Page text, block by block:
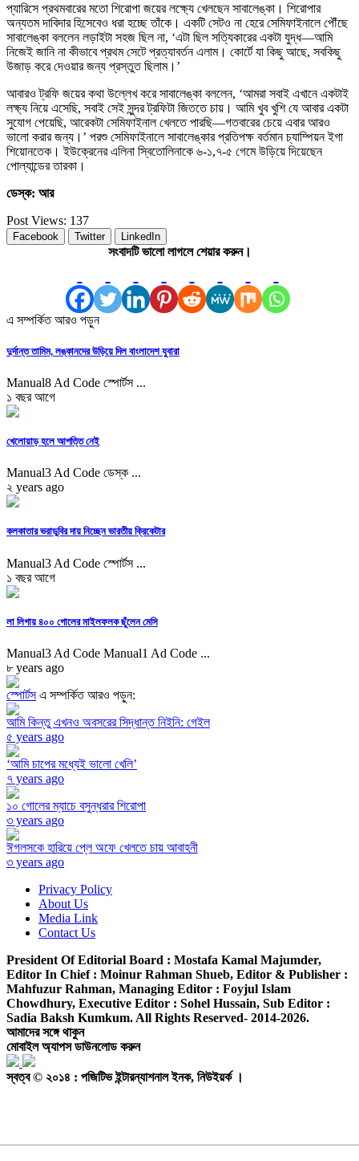
প্যারিসে প্রথমবারের মতো শিরোপা জয়ের লক্ষ্যে খেলছেন সাবালেঙ্কা। শিরোপার
অন্যতম দাবিদার হিসেবেও ধরা হচ্ছে তাঁকে। একটি সেটও না হেরে সেমিফাইনালে পৌঁছে
সাবালেঙ্কা বললেন লড়াইটা সহজ ছিল না, ‘এটা ছিল সত্যিকারের একটা যুদ্ধ—আমি
নিজেই জানি না কীভাবে প্রথম সেটে প্রত্যাবর্তন এলাম। কোর্টে যা কিছু আছে, সবকিছু
উজাড় করে দেওয়ার জন্য প্রস্তুত ছিলাম।’
আবারও ট্রফি জয়ের কথা উল্লেখ করে সাবালেঙ্কা বললেন, ‘আমরা সবাই এখানে একটাই
লক্ষ্য নিয়ে এসেছি, সবাই সেই সুন্দর ট্রফিটা জিততে চায়। আমি খুব খুশি যে আবার একটা
সুযোগ পেয়েছি, আরেকটা সেমিফাইনাল খেলতে পারছি—গতবারের চেয়ে এবার আরও
ভালো করার জন্য।’ পরশু সেমিফাইনালে সাবালেঙ্কার প্রতিপক্ষ বর্তমান চ্যাম্পিয়ন ইগা
শিয়োনতেক। ইউক্রেনের এলিনা স্বিতোলিনাকে ৬-১,৭-৫ গেমে উড়িয়ে দিয়েছেন
পোল্যান্ডের তারকা।
ডেস্ক: আর
Post Views: 137
Facebook Twitter LinkedIn
সংবাদটি ভালো লাগলে শেয়ার করুন।
এ সম্পর্কিত আরও পড়ুন
দুর্দান্ত তামিম, লঙ্কানদের উড়িয়ে দিল বাংলাদেশ যুবারা
Manual8 Ad Code স্পোর্টস ...
১ বছর আগে
খেলোয়াড় হলে আপত্তি নেই
Manual3 Ad Code ডেস্ক ...
২ years ago
কলকাতার ভরাডুবির দায় নিচ্ছেন ভারতীয় ক্রিকেটার
Manual3 Ad Code স্পোর্টস ...
১ বছর আগে
লা লিগায় ৪০০ গোলের মাইলফলক ছুঁলেন মেসি
Manual3 Ad Code Manual1 Ad Code ...
৮ years ago
স্পোর্টসএ সম্পর্কিত আরও পড়ুন:
আমি কিন্তু এখনও অবসরের সিদ্ধান্ত নিইনি: গেইল
৫ years ago
‘আমি চাপের মধ্যেই ভালো খেলি’
৭ years ago
১০ গোলের ম্যাচে বসুন্ধরার শিরোপা
৩ years ago
ঈগলসকে হারিয়ে প্লে অফে খেলতে চায় আবাহনী
৩ years ago
Privacy Policy
About Us
Media Link
Contact Us
President Of Editorial Board : Mostafa Kamal Majumder,
Editor In Chief : Moinur Rahman Shueb, Editor & Publisher :
Mahfuzur Rahman, Managing Editor : Foyjul Islam
Chowdhury, Executive Editor : Sohel Hussain, Sub Editor :
Sadia Baksh Kumkum. All Rights Reserved- 2014-2026.
আমাদের সঙ্গে থাকুন
মোবাইল অ্যাপস ডাউনলোড করুন
স্বত্ব © ২০১৪ : পজিটিভ ইন্টারন্যাশনাল ইনক, নিউইয়র্ক ।